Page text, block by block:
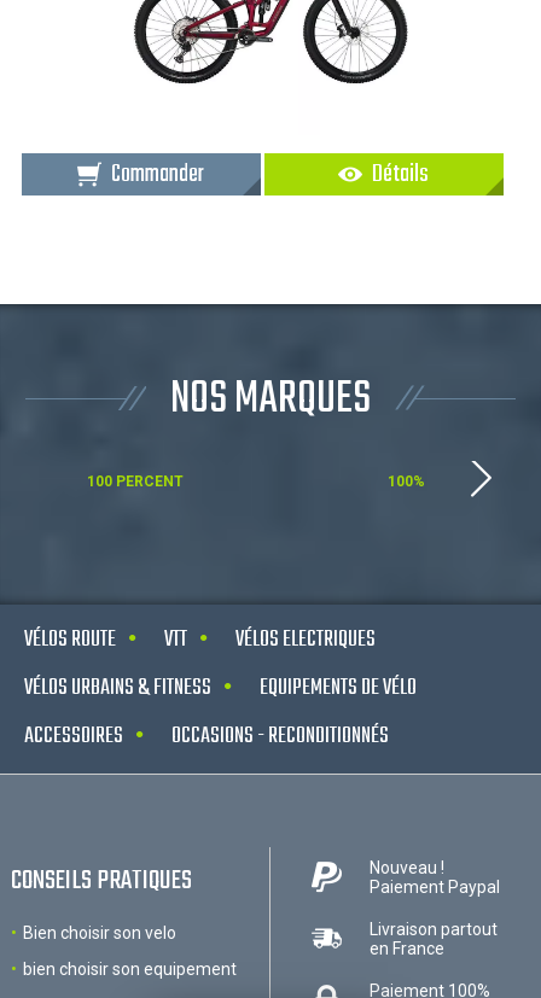
Commander Détails
NOS MARQUES
100 PERCENT 100%
VÉLOS ROUTE VTT
VÉLOS ELECTRIQUES
VÉLOS URBAINS & FITNESS
EQUIPEMENTS DE VÉLO
ACCESSOIRES
OCCASIONS - RECONDITIONNÉS
CONSEILS PRATIQUES
Bien choisir son velo
bien choisir son equipement
Nouveau !
Paiement Paypal
Livraison partout
en France
Paiement 100%